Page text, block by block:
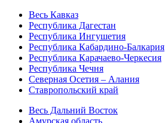
Весь Кавказ
Республика Дагестан
Республика Ингушетия
Республика Кабардино-Балкария
Республика Карачаево-Черкесия
Республика Чечня
Северная Осетия – Алания
Ставропольский край
Весь Дальний Восток
Амурская область